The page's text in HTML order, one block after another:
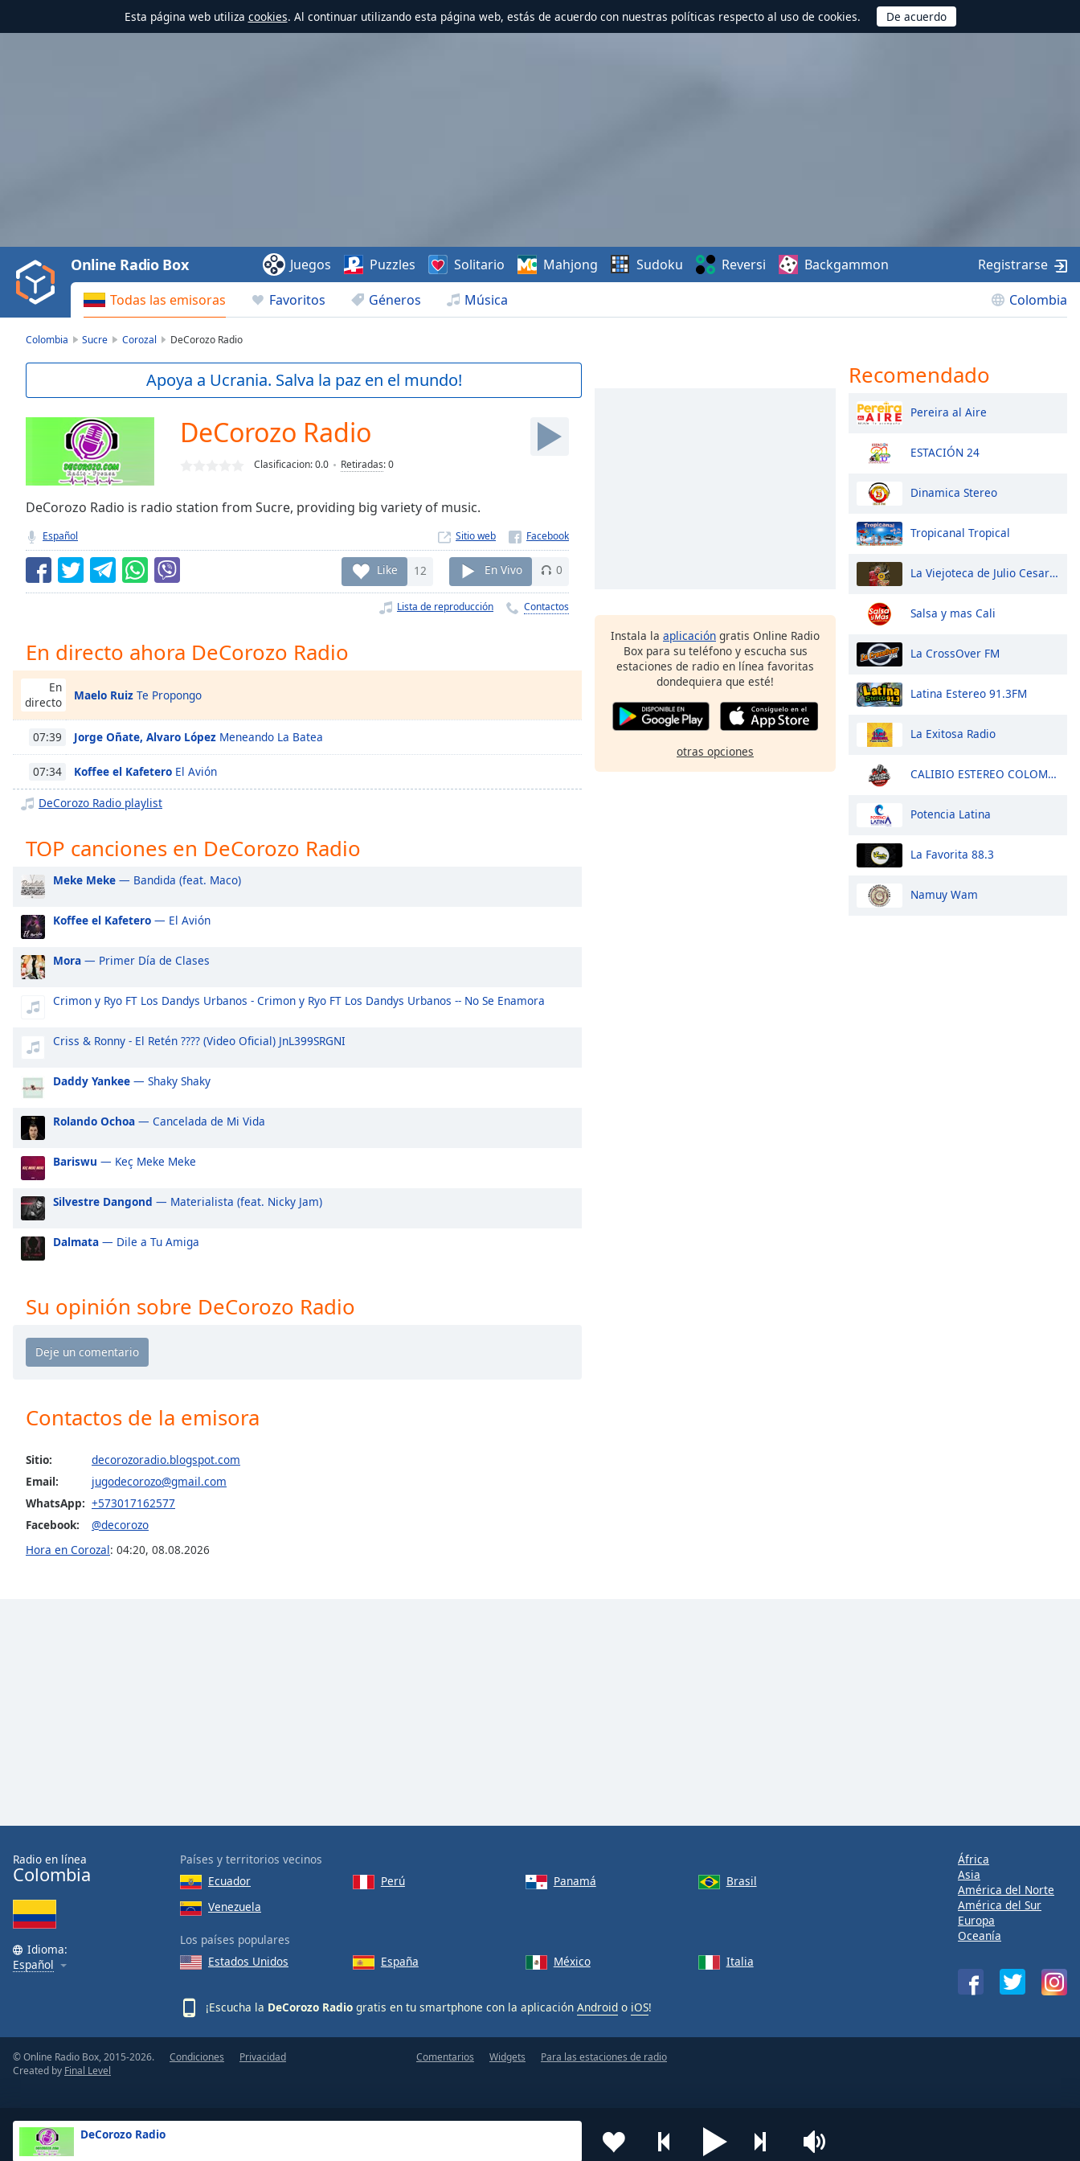
Esta página web utiliza cookies. Al continuar utilizando esta página web, estás de acuerdo con nuestras políticas respecto al uso de cookies.
Video
Play
Backward
Skip
Current
Duration-:-
Stream
TypeLIVE
live,
currently
behind
LIVE
Remaining
Playback
Chapters
Descriptions
selected
Subtitles
subtitles
settings
subtitles
settings
dialog
off
selected
Audio
Track
Picture-
in-
Picture
Fullscreen
modal
window.
Beginning
dialog
window.
Escape
window.
Color
Opacity
Font
Size
Text
Family
Done
DeCorozo Radio
Todas las emisoras Favoritos Géneros Música Colombia
Online Radio Box Juegos Puzzles Solitario Mahjong Sudoku Reversi Backgammon Registrarse
Colombia Sucre Corozal DeCorozo Radio
Apoya a Ucrania. Salva la paz en el mundo!
DeCorozo Radio
Clasificacion:0.0 Retiradas:0
DeCorozo Radio is radio station from Sucre, providing big variety of music.
Español Sitio web
Like 12 En Vivo 0
Lista de reproducción Contactos
En directo ahora DeCorozo Radio
En
directo
Maelo Ruiz Te Propongo
07:39 Jorge Oñate, Alvaro López Meneando La Batea
07:34 Koffee el Kafetero El Avión
DeCorozo Radio playlist
TOP canciones en DeCorozo Radio
Meke Meke — Bandida (feat. Maco)
Koffee el Kafetero — El Avión
Mora — Primer Día de Clases
Crimon y Ryo FT Los Dandys Urbanos - Crimon y Ryo FT Los Dandys Urbanos -- No Se Enamora
Criss & Ronny - El Retén ???? (Video Oficial) JnL399SRGNI
Daddy Yankee — Shaky Shaky
Rolando Ochoa — Cancelada de Mi Vida
Bariswu — Keç Meke Meke
Silvestre Dangond — Materialista (feat. Nicky Jam)
Dalmata — Dile a Tu Amiga
Su opinión sobre DeCorozo Radio
Contactos de la emisora
Sitio:
decorozoradio.blogspot.com
Email:
jugodecorozo@gmail.com
WhatsApp: +573017162577
Facebook:
@decorozo
Hora en Corozal: 04:20, 08.08.2026
Instala la aplicación gratis Online Radio
Box para su teléfono y escucha sus
estaciones de radio en línea favoritas
dondequiera que esté!
otras opciones
Recomendado
Pereira al Aire
ESTACIÓN 24
Dinamica Stereo
Tropicanal Tropical
La Viejoteca de Julio Cesar Uchima
Salsa y mas Cali
La CrossOver FM
Latina Estereo 91.3FM
La Exitosa Radio
CALIBIO ESTEREO COLOMBIA
Potencia Latina
La Favorita 88.3
Namuy Wam
Radio en línea
Colombia
Idioma:
Español
Países y territorios vecinos
Ecuador
Perú Panamá
Brasil
Venezuela
Los países populares
Estados Unidos
España México Italia
¡Escucha la DeCorozo Radio gratis en tu smartphone con la aplicación Android o iOS!
África
Asia
América del Norte
América del Sur
Europa
Oceanía
© Online Radio Box, 2015-2026.
Created by Final Level
Condiciones Privacidad Comentarios Widgets Para las estaciones de radio